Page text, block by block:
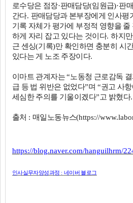
로수당은 점장·판매담당(임원급)·판
간다. 판매담당과 본부장에게 인사평
기록 자체가 평가에 부정적 영향을
하게 자리 잡고 있다는 것이다.하지
근 센싱(기록)만 확인하면 충분히 시
있다는 게 노조 주장이다.
이마트 관계자는“노동청 근로감독
급 등 법 위반은 없었다”며 “권고 사
세심한 주의를 기울이겠다”고 밝혔다.
출처 :매일노동뉴스(https://
https://blog.naver.com/hanguilhrm/
인사실무자양성과정 : 네이버 블로그